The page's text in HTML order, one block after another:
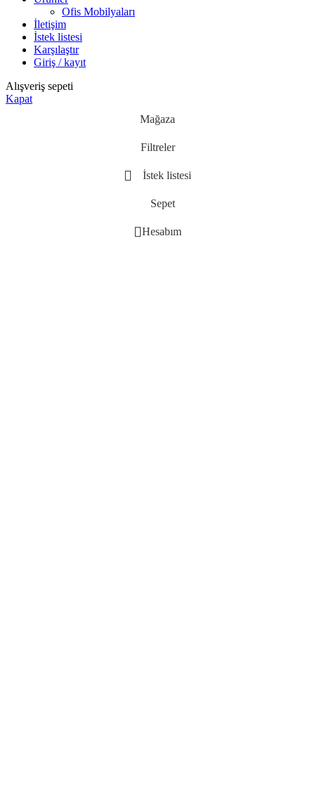
Ofis Mobilyaları
İletişim
İstek listesi
Karşılaştır
Giriş / kayıt
Alışveriş sepeti
Kapat
Mağaza
Filtreler
İstek listesi
Sepet
Hesabım